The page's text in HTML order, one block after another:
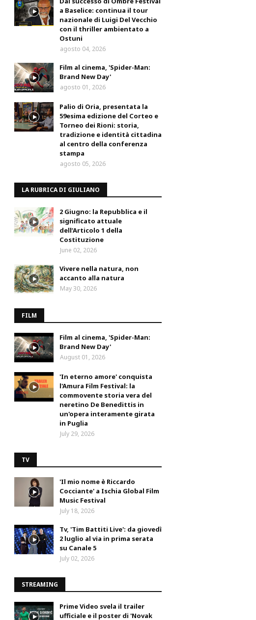
a Baselice: continua il tour
nazionale di Luigi Del Vecchio
con il thriller ambientato a
Ostuni
agosto 04, 2026
Film al cinema, 'Spider-Man:
Brand New Day'
agosto 01, 2026
Palio di Oria, presentata la
59esima edizione del Corteo e
Torneo dei Rioni: storia,
tradizione e identità cittadina
al centro della conferenza
stampa
agosto 05, 2026
LA RUBRICA DI GIULIANO
2 Giugno: la Repubblica e il
significato attuale
dell’Articolo 1 della
Costituzione
June 02, 2026
Vivere nella natura, non
accanto alla natura
May 30, 2026
FILM
Film al cinema, 'Spider-Man:
Brand New Day'
August 01, 2026
'In eterno amore' conquista
l'Amura Film Festival: la
commovente storia vera del
neretino De Benedittis in
un'opera interamente girata
in Puglia
July 29, 2026
TV
'Il mio nome è Riccardo
Cocciante' a Ischia Global Film
Music Festival
July 18, 2026
Tv, 'Tim Battiti Live': da giovedì
2 luglio al via in prima serata
su Canale 5
July 02, 2026
STREAMING
Prime Video svela il trailer
ufficiale e il poster di 'Novak